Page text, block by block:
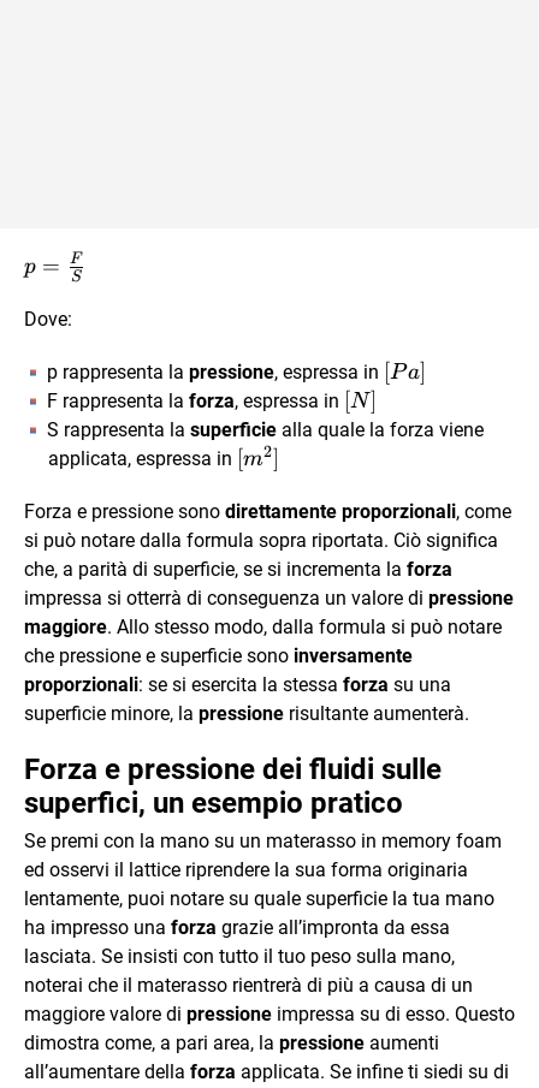
p =
{S}
p = S
F
Dove:
p rappresenta la pressione, espressa in [Pa]
[Pa]
F rappresenta la forza, espressa in [N]
[N]
S rappresenta la superficie alla quale la forza viene
applicata, espressa in [m^2]
[m2]
Forza e pressione sono direttamente proporzionali, come
si può notare dalla formula sopra riportata. Ciò significa
che, a parità di superficie, se si incrementa la forza
impressa si otterrà di conseguenza un valore di pressione
maggiore. Allo stesso modo, dalla formula si può notare
che pressione e superficie sono inversamente
proporzionali: se si esercita la stessa forza su una
superficie minore, la pressione risultante aumenterà.
Forza e pressione dei fluidi sulle
superfici, un esempio pratico
Se premi con la mano su un materasso in memory foam
ed osservi il lattice riprendere la sua forma originaria
lentamente, puoi notare su quale superficie la tua mano
ha impresso una forza grazie all’impronta da essa
lasciata. Se insisti con tutto il tuo peso sulla mano,
noterai che il materasso rientrerà di più a causa di un
maggiore valore di pressione impressa su di esso. Questo
dimostra come, a pari area, la pressione aumenti
all’aumentare della forza applicata. Se infine ti siedi su di